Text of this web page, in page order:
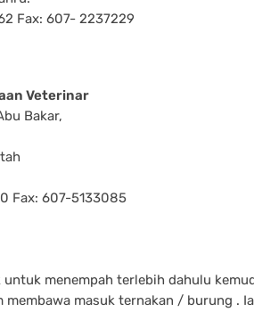
Fax: 607- 2237229
Veterinar
Bakar,
Fax: 607-5133085
untuk menempah terlebih dahulu
membawa masuk ternakan / burung .